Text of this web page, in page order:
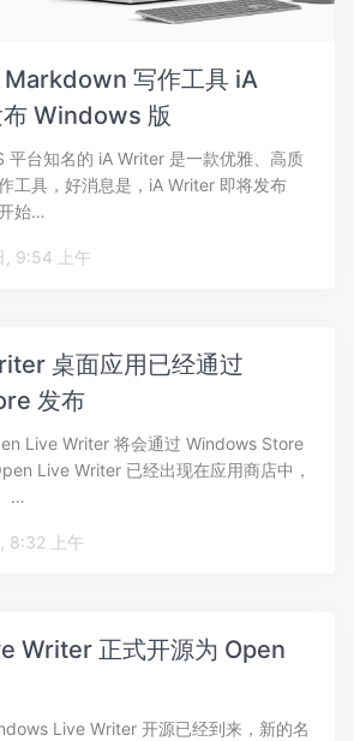
Markdown 写作工具 iA
Windows 版
平台知名的 iA Writer 是一款优雅、高质
工具，好消息是，iA Writer 即将发布
始…
2017 年 12 月 25 日, 9:54 上午
桌面应用已经通过
发布
Live Writer 将会通过 Windows Store
Live Writer 已经出现在应用商店中，
…
2016 年 9 月 28 日, 8:32 上午
Writer 正式开源为 Open
Live Writer 开源已经到来，新的名